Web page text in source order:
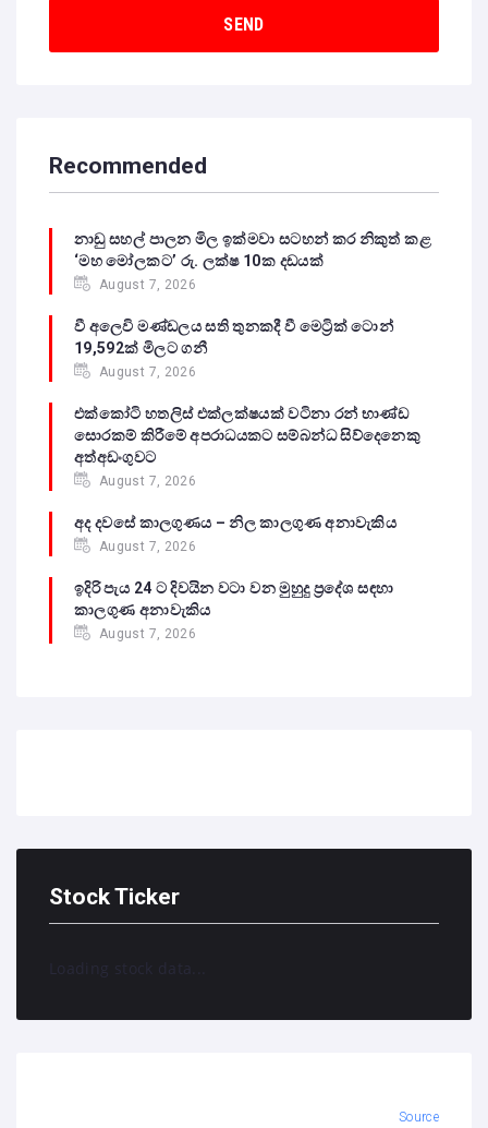
Recommended
නාඩු සහල් පාලන මිල ඉක්මවා සටහන් කර නිකුත් කළ
‘මහ මෝලකට’ රු. ලක්ෂ 10ක දඩයක්
August 7, 2026
වී අලෙවි මණ්ඩලය සති තුනකදී වී මෙට්‍රික් ටොන්
19,592ක් මිලට ගනී
August 7, 2026
එක්කෝටි හතලිස් එක්ලක්ෂයක් වටිනා රන් භාණ්ඩ
සොරකම් කිරීමේ අපරාධයකට සම්බන්ධ සිව්දෙනෙකු
අත්අඩංගුවට
August 7, 2026
අද දවසේ කාලගුණය – නිල කාලගුණ අනාවැකිය
August 7, 2026
ඉදිරි පැය 24 ට දිවයින වටා වන මුහුදු ප්‍රදේශ සඳහා
කාලගුණ අනාවැකිය
August 7, 2026
Stock Ticker
Loading stock data...
Source